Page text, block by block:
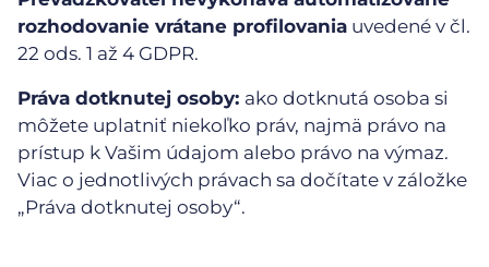
rozhodovanie vrátane profilovania uvedené v čl.
22 ods. 1 až 4 GDPR.
Práva dotknutej osoby: ako dotknutá osoba si
môžete uplatniť niekoľko práv, najmä právo na
prístup k Vašim údajom alebo právo na výmaz.
Viac o jednotlivých právach sa dočítate v záložke
„Práva dotknutej osoby“.